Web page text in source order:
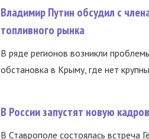
Владимир Путин обсудил с
топливного рынка
В ряде регионов возникли
обстановка в Крыму, где нет
В России запустят новую
В Ставрополе состоялась встреча